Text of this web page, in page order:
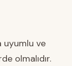
uyumlu ve
olmalıdır.